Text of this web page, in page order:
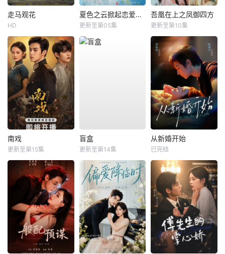
走马观花
HD
夏色之云掀起恋爱与风暴
更新至第05集
吾凰在上之凤御四方
更新至第10集
南戏
更新至第15集
盲盒
更新至第14集
从新婚开始
已完结